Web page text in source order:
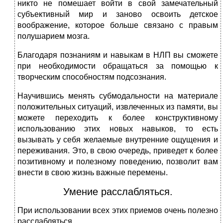
никто не помешает войти в свой замечательный
субъективный мир и заново освоить детское
воображение, которое больше связано с правым
полушарием мозга.
Благодаря познаниям и навыкам в НЛП вы сможете
при необходимости обращаться за помощью к
творческим способностям подсознания.
Научившись менять субмодальности на материале
положительных ситуаций, извлеченных из памяти, вы
можете переходить к более конструктивному
использованию этих новых навыков, то есть
вызывать у себя желаемые внутренние ощущения и
переживания. Это, в свою очередь, приведет к более
позитивному и полезному поведению, позволит вам
внести в свою жизнь важные перемены.
Умение расслабляться.
При использовании всех этих приемов очень полезно